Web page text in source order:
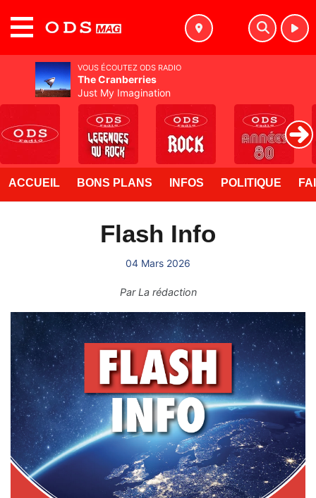
ACCUEIL BONS PLANS INFOS POLITIQUE
Flash Info
04 Mars 2026
ParLa rédaction
VOUS ÉCOUTEZ ODS RADIO
The Cranberries
Just My Imagination